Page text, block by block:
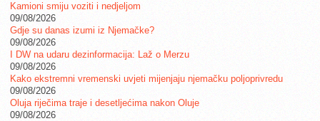
Kamioni smiju voziti i nedjeljom
09/08/2026
Gdje su danas izumi iz Njemačke?
09/08/2026
I DW na udaru dezinformacija: Laž o Merzu
09/08/2026
Kako ekstremni vremenski uvjeti mijenjaju njemačku poljoprivredu
09/08/2026
Oluja riječima traje i desetljećima nakon Oluje
09/08/2026